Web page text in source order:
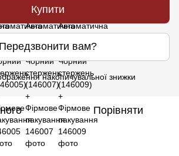
Купити
Передзвонити вам?
накопичувальної знижки
Порівняти